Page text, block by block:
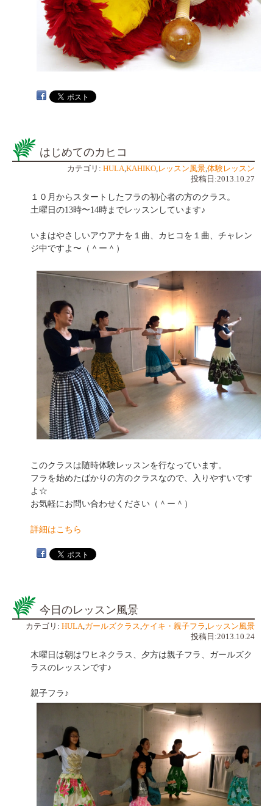
はじめてのカヒコ
カテゴリ: HULA KAHIKO レッスン風景 体験レッスン
投稿日:2013.10.27
１０月からスタートしたフラの初心者の方のクラス。
土曜日の13時〜14時までレッスンしています♪
いまはやさしいアウアナを１曲、カヒコを１曲、チャレン
ジ中ですよ〜（＾ー＾）
このクラスは随時体験レッスンを行なっています。
フラを始めたばかりの方のクラスなので、入りやすいです
よ☆
お気軽にお問い合わせください（＾ー＾）
詳細はこちら
今日のレッスン風景
カテゴリ: HULA ガールズクラス ケイキ・親子フラ レッスン風景
投稿日:2013.10.24
木曜日は朝はワヒネクラス、夕方は親子フラ、ガールズク
ラスのレッスンです♪
親子フラ♪